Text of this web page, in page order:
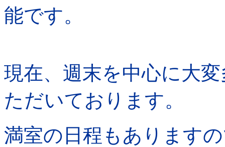
能です。
現在、週末を中心に大
ただいております。
満室の日程もあります